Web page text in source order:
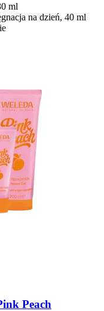
ml
na dzień, 40 ml
Peach